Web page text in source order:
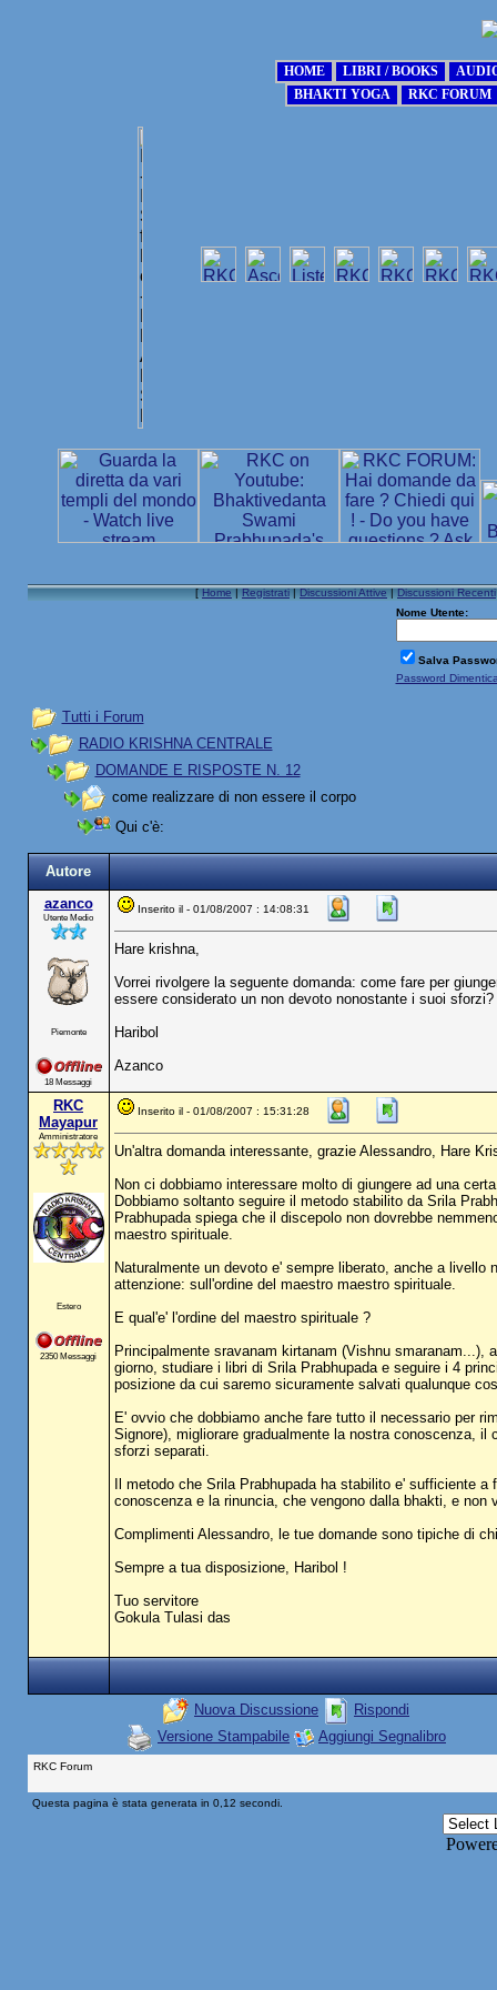
[Home|Registrati|Discussioni Attive|Discussioni Recenti
Nome Utente:
Salva
Password
Tutti i Forum
RADIO KRISHNA CENTRALE
DOMANDE E RISPOSTE N. 12
come realizzare di non essere il corpo
Qui c'è:
Autore
azanco
Utente Medio
Piemonte
18 Messaggi
Inserito il - 01/08/2007 : 14:08:31
Hare krishna,
Vorrei rivolgere la seguente domanda: come fare per
essere considerato un non devoto nonostante i suoi sforzi?
Haribol
Azanco
RKC
Mayapur
Amministratore
Estero
2350 Messaggi
Inserito il - 01/08/2007 : 15:31:28
Un'altra domanda interessante, grazie Alessandro, Hare
Non ci dobbiamo interessare molto di giungere ad una
Dobbiamo soltanto seguire il metodo stabilito da Srila
Prabhupada spiega che il discepolo non dovrebbe
maestro spirituale.
Naturalmente un devoto e' sempre liberato, anche a
attenzione: sull'ordine del maestro maestro spirituale.
E qual'e' l'ordine del maestro spirituale ?
Principalmente sravanam kirtanam (Vishnu smaranam...),
giorno, studiare i libri di Srila Prabhupada e seguire i 4
posizione da cui saremo sicuramente salvati qualunque
E' ovvio che dobbiamo anche fare tutto il necessario per
Signore), migliorare gradualmente la nostra conoscenza,
sforzi separati.
Il metodo che Srila Prabhupada ha stabilito e' sufficiente
conoscenza e la rinuncia, che vengono dalla bhakti, e non
Complimenti Alessandro, le tue domande sono tipiche di
Sempre a tua disposizione, Haribol !
Tuo servitore
Gokula Tulasi das
Nuova Discussione
Rispondi
Versione Stampabile
Aggiungi Segnalibro
RKC Forum
Questa pagina è stata generata in 0,12 secondi.